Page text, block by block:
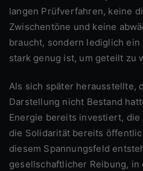
langen Prüfverfahren, keine
Zwischentöne und keine
braucht, sondern lediglich ein
stark genug ist, um geteilt zu
Als sich später herausstellte, dass die ursprüngliche
Darstellung nicht Bestand
Energie bereits investiert,
die Solidarität bereits
diesem Spannungsfeld
gesellschaftlicher Reibung,